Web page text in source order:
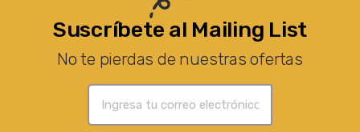
Suscríbete al Mailing List
No te pierdas de nuestras ofertas